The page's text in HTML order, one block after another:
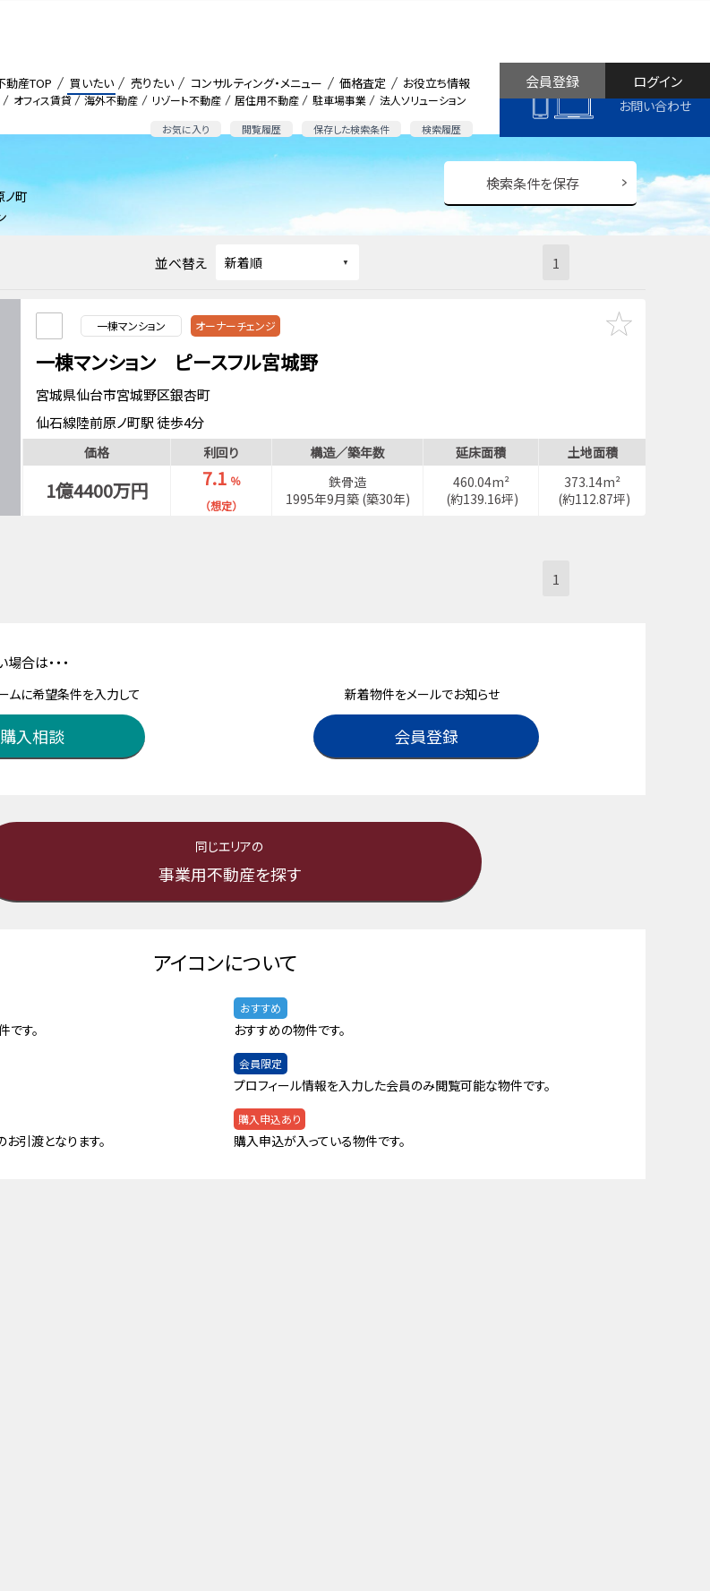
オフィス賃貸 海外不動産 リゾート不動産 居住用不動産 駐車場事業 法人ソリューション
お気に入り 閲覧履歴 保存した検索条件 検索履歴
動産TOP 買いたい 売りたい コンサルティング・メニュー 価格査定 お役立ち情報
お問い合わせ
ログイン
会員登録
町
検索条件を保存
並べ替え 1
一棟マンション オーナーチェンジ
一棟マンション ピースフル宮城野
宮城県仙台市宮城野区銀杏町
仙石線陸前原ノ町駅 徒歩4分
価格 利回り 構造／築年数 延床面積 土地面積
1億4400万円 7.1 ％
（想定）
鉄骨造
1995年9月築 (築30年)
460.04m²
(約139.16坪)
373.14m²
(約112.87坪)
1
合は・・・
ムに希望条件を入力して
購入相談
新着物件をメールでお知らせ
会員登録
同じエリアの
事業用不動産を探す
アイコンについて
す。
おすすめ
おすすめの物件です。
会員限定
プロフィール情報を入力した会員のみ閲覧可能な物件です。
引渡となります。
購入申込あり
購入申込が入っている物件です。